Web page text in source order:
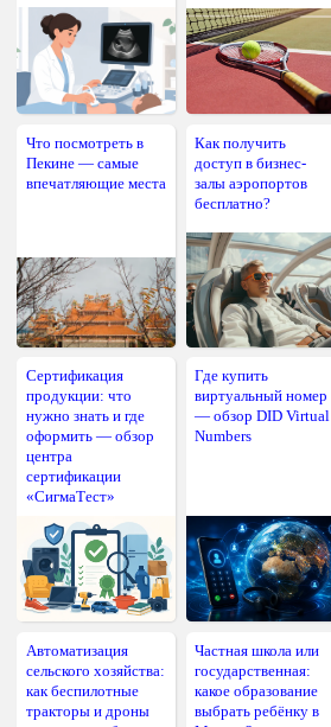
Что посмотреть в
Пекине — самые
впечатляющие места
Как получить
доступ в бизнес-
залы аэропортов
бесплатно?
Сертификация
продукции: что
нужно знать и где
оформить — обзор
центра
сертификации
«СигмаТест»
Где купить
виртуальный номер
— обзор DID Virtual
Numbers
Автоматизация
сельского хозяйства:
как беспилотные
тракторы и дроны
Частная школа или
государственная:
какое образование
выбрать ребёнку в